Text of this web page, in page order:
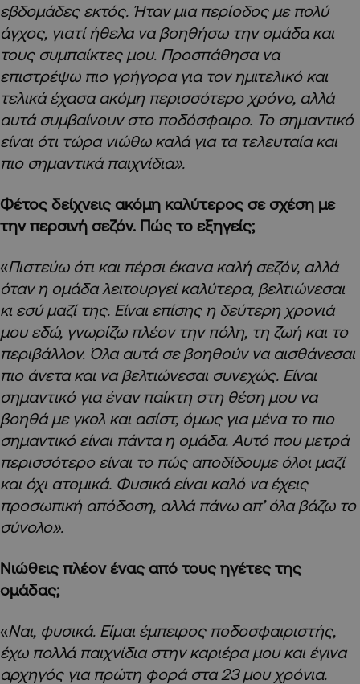
εβδομάδες εκτός. Ήταν μια περίοδος με πολύ
άγχος, γιατί ήθελα να βοηθήσω την ομάδα και
τους συμπαίκτες μου. Προσπάθησα να
επιστρέψω πιο γρήγορα για τον ημιτελικό και
τελικά έχασα ακόμη περισσότερο χρόνο, αλλά
αυτά συμβαίνουν στο ποδόσφαιρο. Το σημαντικό
είναι ότι τώρα νιώθω καλά για τα τελευταία και
πιο σημαντικά παιχνίδια».
Φέτος δείχνεις ακόμη καλύτερος σε σχέση με
την περσινή σεζόν. Πώς το εξηγείς;
«Πιστεύω ότι και πέρσι έκανα καλή σεζόν, αλλά
όταν η ομάδα λειτουργεί καλύτερα, βελτιώνεσαι
κι εσύ μαζί της. Είναι επίσης η δεύτερη χρονιά
μου εδώ, γνωρίζω πλέον την πόλη, τη ζωή και το
περιβάλλον. Όλα αυτά σε βοηθούν να αισθάνεσαι
πιο άνετα και να βελτιώνεσαι συνεχώς. Είναι
σημαντικό για έναν παίκτη στη θέση μου να
βοηθά με γκολ και ασίστ, όμως για μένα το πιο
σημαντικό είναι πάντα η ομάδα. Αυτό που μετρά
περισσότερο είναι το πώς αποδίδουμε όλοι μαζί
και όχι ατομικά. Φυσικά είναι καλό να έχεις
προσωπική απόδοση, αλλά πάνω απ’ όλα βάζω το
σύνολο».
Νιώθεις πλέον ένας από τους ηγέτες της
ομάδας;
«Ναι, φυσικά. Είμαι έμπειρος ποδοσφαιριστής,
έχω πολλά παιχνίδια στην καριέρα μου και έγινα
αρχηγός για πρώτη φορά στα 23 μου χρόνια.